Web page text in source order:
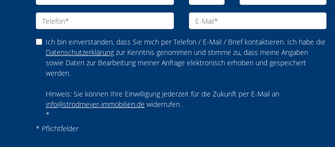
Ich bin einverstanden, dass Sie mich per Telefon / E-Mail / Brief kontaktieren. Ich habe die
Datenschutzerklärung zur Kenntnis genommen und stimme zu, dass meine Angaben
sowie Daten zur Bearbeitung meiner Anfrage elektronisch erhoben und gespeichert
werden.
Hinweis: Sie können Ihre Einwilligung jederzeit für die Zukunft per E-Mail an
info@strodmeyer-immobilien.de widerrufen.
*
* Pflichtfelder